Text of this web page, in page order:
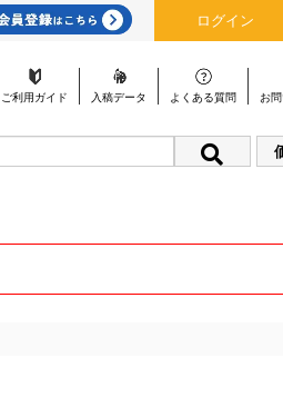
ログイン
ご利用ガイド 入稿データ よくある質問 お